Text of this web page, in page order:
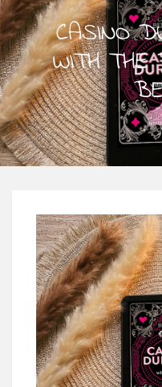
CASINO
WITH THE